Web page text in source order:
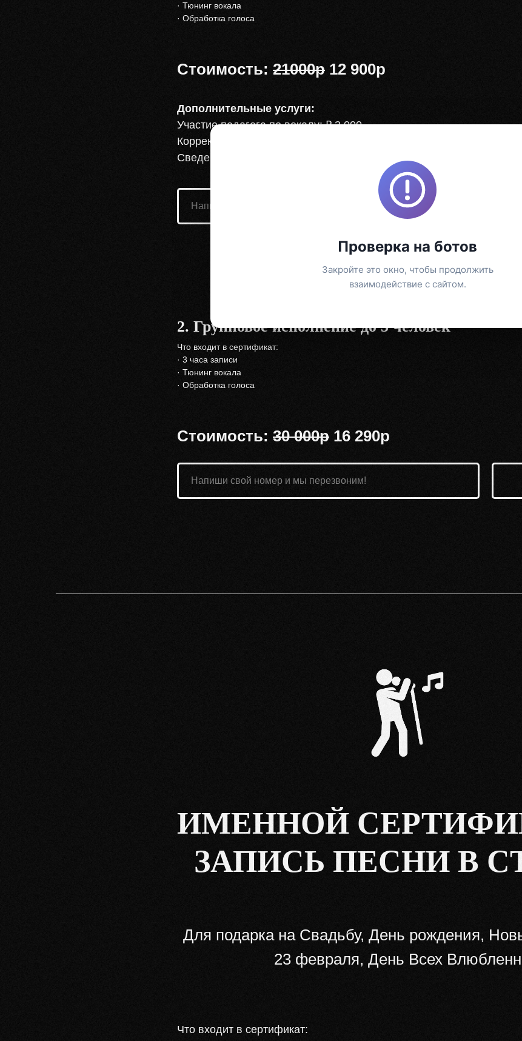
· Тюнинг вокала
· Обработка голоса
Стоимость: 21000р 12 900р
Дополнительные услуги:
Участие педагога по вокалу: ₽ 3 000
Корректировка текста песни: ₽ 4 000
Сведение и мастеринг при вас: ₽ 5 000 / час
2. Групповое исполнение до 5 человек
Что входит в сертификат:
· 3 часа записи
· Тюнинг вокала
· Обработка голоса
Стоимость: 30 000р 16 290р
ИМЕННОЙ
ЗАПИСЬ ПЕСНИ В
Для подарка на Свадьбу, День рождения,
23 февраля, День Всех
Что входит в сертификат:
Проверка на ботов
Закройте это окно, чтобы продолжить
взаимодействие с сайтом.